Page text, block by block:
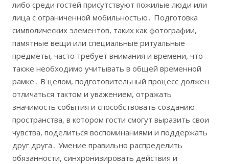
либо среди гостей присутствуют пожилые люди или
лица с ограниченной мобильностью․ Подготовка
символических элементов, таких как фотографии,
памятные вещи или специальные ритуальные
предметы, часто требует внимания и времени, что
также необходимо учитывать в общей временной
рамке․ В целом, подготовительный процесс должен
отличаться тактом и уважением, отражать
значимость события и способствовать созданию
пространства, в котором гости смогут выразить свои
чувства, поделиться воспоминаниями и поддержать
друг друга․ Умение правильно распределить
обязанности, синхронизировать действия и